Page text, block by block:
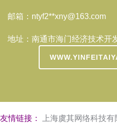
邮箱：ntyf2**xny@163.com
地址：南通市海门经济技术开
友情链接： 上海虞其网络科技有